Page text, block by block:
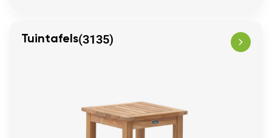
Tuintafels(3135)